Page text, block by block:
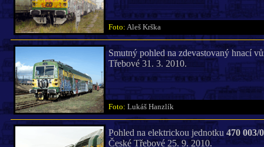
Foto: Aleš Krška
Smutný pohled na zdevastovaný hnací
Třebové 31. 3. 2010.
Foto: Lukáš Hanzlík
Pohled na elektrickou jednotku 470 003/
České Třebové 25. 9. 2010.